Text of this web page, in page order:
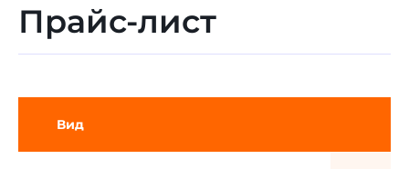
Прайс-лист
Вид